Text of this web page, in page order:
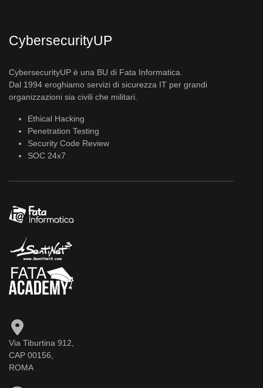
CybersecurityUP
CybersecurityUP è una BU di Fata Informatica.
Dal 1994 eroghiamo servizi di sicurezza IT per grandi
organizzazioni sia civili che militari.
Ethical Hacking
Penetration Testing
Security Code Review
SOC 24x7
Via Tiburtina 912,
CAP 00156,
ROMA